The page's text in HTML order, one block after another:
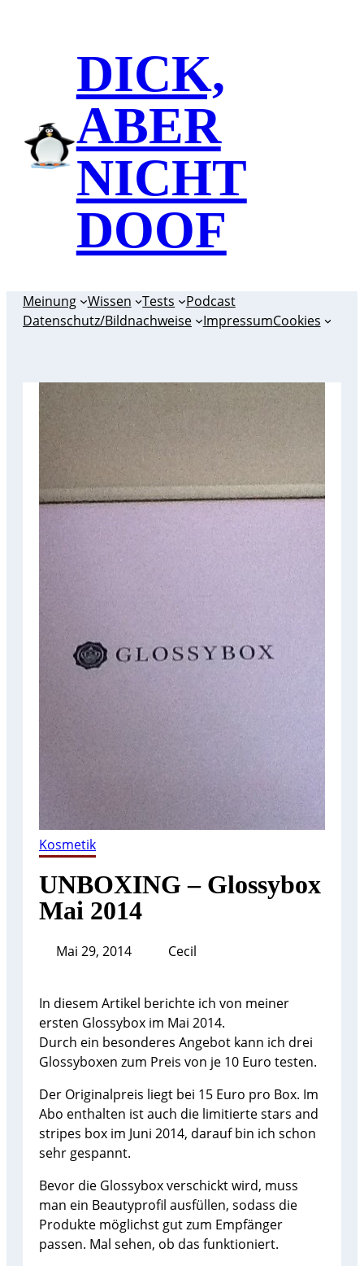
DICK,
ABER
NICHT
DOOF
Meinung Wissen Tests
Podcast
Datenschutz/Bildnachweise
ImpressumCookies
Kosmetik
UNBOXING – Glossybox
Mai 2014
Mai 29, 2014 Cecil
In diesem Artikel berichte ich von meiner
ersten Glossybox im Mai 2014.
Durch ein besonderes Angebot kann ich drei
Glossyboxen zum Preis von je 10 Euro testen.
Der Originalpreis liegt bei 15 Euro pro Box. Im
Abo enthalten ist auch die limitierte stars and
stripes box im Juni 2014, darauf bin ich schon
sehr gespannt.
Bevor die Glossybox verschickt wird, muss
man ein Beautyprofil ausfüllen, sodass die
Produkte möglichst gut zum Empfänger
passen. Mal sehen, ob das funktioniert.